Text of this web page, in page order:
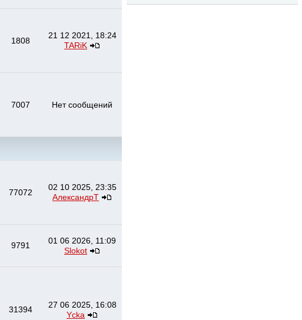
1808
21 12 2021, 18:24
TARiK
7007 Нет сообщений
77072
02 10 2025, 23:35
АлександрТ
9791
01 06 2026, 11:09
Slokot
31394
27 06 2025, 16:08
Ycka